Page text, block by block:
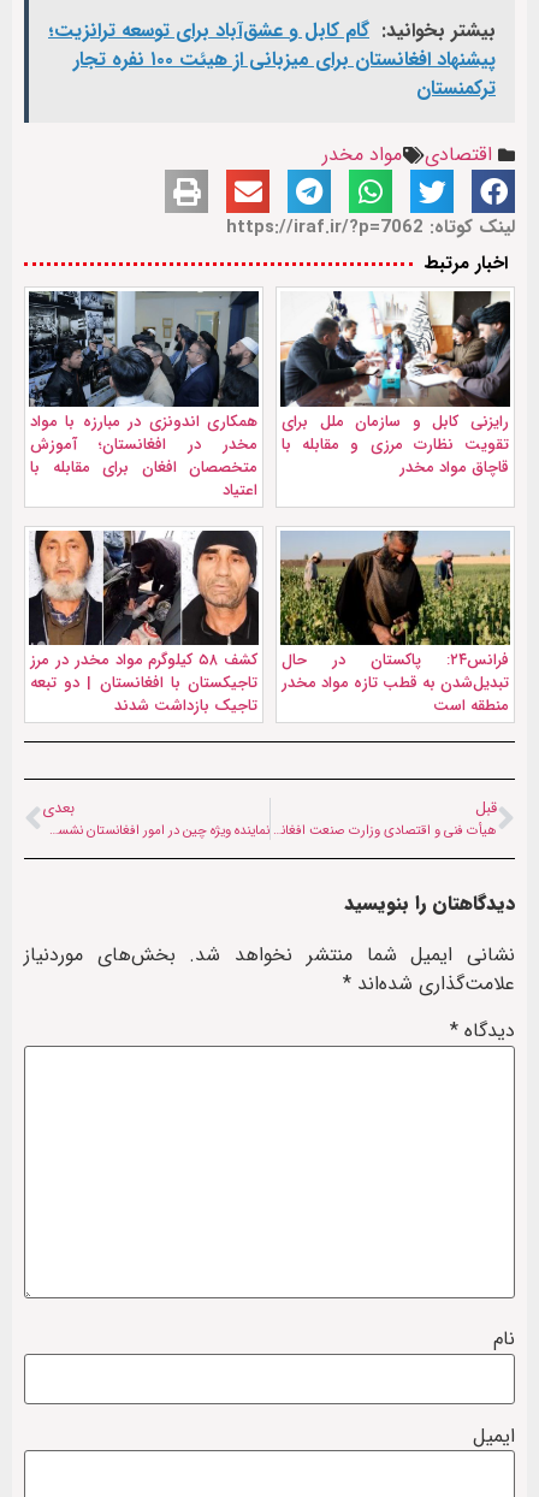
بیشتر بخوانید: گام کابل و عشق‌آباد برای توسعه ترانزیت؛
پیشنهاد افغانستان برای میزبانی از هیئت ۱۰۰ نفره تجار
ترکمنستان
اقتصادی مواد مخدر
لینک کوتاه: https://iraf.ir/?p=7062
اخبار مرتبط
رایزنی کابل و سازمان ملل برای
تقویت نظارت مرزی و مقابله با
قاچاق مواد مخدر
همکاری اندونزی در مبارزه با مواد
مخدر در افغانستان؛ آموزش
متخصصان افغان برای مقابله با
اعتیاد
فرانس۲۴: پاکستان در حال
تبدیل‌شدن به قطب تازه مواد مخدر
منطقه است
کشف ۵۸ کیلوگرم مواد مخدر در مرز
تاجیکستان با افغانستان | دو تبعه
تاجیک بازداشت شدند
قبل
هیأت فنی و اقتصادی وزارت صنعت افغانستان به ایران سفر می‌کند
بعدی
نماینده ویژه چین در امور افغانستان نشست دوحه را ناکام خواند
دیدگاهتان را بنویسید
نشانی ایمیل شما منتشر نخواهد شد. بخش‌های موردنیاز
علامت‌گذاری شده‌اند *
دیدگاه *
نام
ایمیل